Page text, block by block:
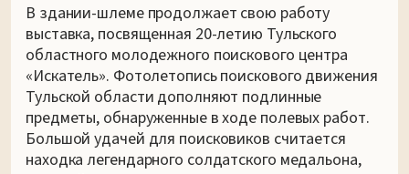
В здании-шлеме продолжает свою работу
выставка, посвященная 20-летию Тульского
областного молодежного поискового центра
«Искатель». Фотолетопись поискового движения
Тульской области дополняют подлинные
предметы, обнаруженные в ходе полевых работ.
Большой удачей для поисковиков считается
находка легендарного солдатского медальона,